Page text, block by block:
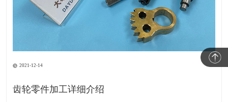
2021-12-14
齿轮零件加工详细介绍